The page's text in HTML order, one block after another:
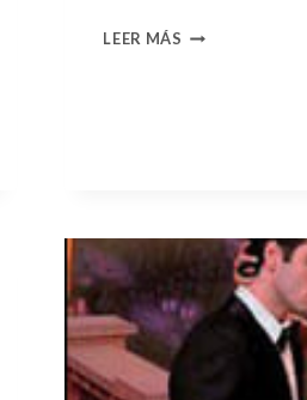
LEER MÁS CONSULTA